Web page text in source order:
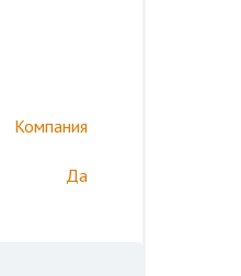
Компания
Да